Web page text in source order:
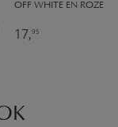
OFF WHITE EN ROZE
17,95